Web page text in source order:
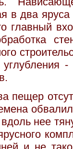
в два
главный
пещер
нее